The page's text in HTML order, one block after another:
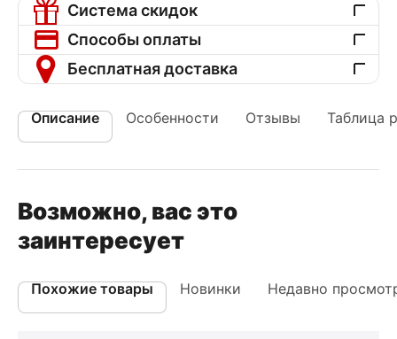
Система скидок
Способы оплаты
Бесплатная доставка
Описание Особенности Отзывы Таблица
Возможно, вас это
заинтересует
Похожие товары Новинки Недавно